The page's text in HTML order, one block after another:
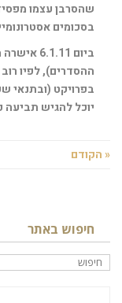
שהסרבן עצמו
בסכומים
ביום
יוכל להגיש תביעה
« הקודם
חיפוש באתר